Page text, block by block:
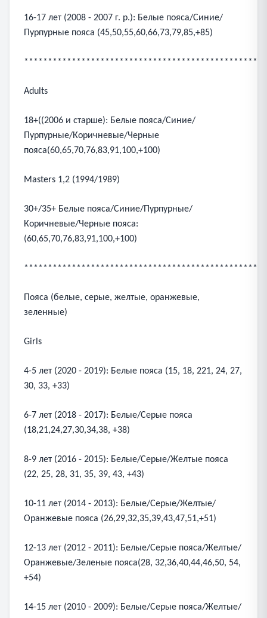
16-17 лет (2008 - 2007 г. р.): Белые пояса/Синие/
Пурпурные пояса (45,50,55,60,66,73,79,85,+85)
Adults
18+((2006 и старше): Белые пояса/Синие/
Пурпурные/Коричневые/Черные
пояса(60,65,70,76,83,91,100,+100)
Masters 1,2 (1994/1989)
30+/35+ Белые пояса/Синие/Пурпурные/
Коричневые/Черные пояса:
(60,65,70,76,83,91,100,+100)
Пояса (белые, серые, желтые, оранжевые,
зеленные)
Girls
4-5 лет (2020 - 2019): Белые пояса (15, 18, 221, 24, 27,
30, 33, +33)
6-7 лет (2018 - 2017): Белые/Серые пояса
(18,21,24,27,30,34,38, +38)
8-9 лет (2016 - 2015): Белые/Серые/Желтые пояса
(22, 25, 28, 31, 35, 39, 43, +43)
10-11 лет (2014 - 2013): Белые/Серые/Желтые/
Оранжевые пояса (26,29,32,35,39,43,47,51,+51)
12-13 лет (2012 - 2011): Белые/Серые пояса/Желтые/
Оранжевые/Зеленые пояса(28, 32,36,40,44,46,50, 54,
+54)
14-15 лет (2010 - 2009): Белые/Серые пояса/Желтые/